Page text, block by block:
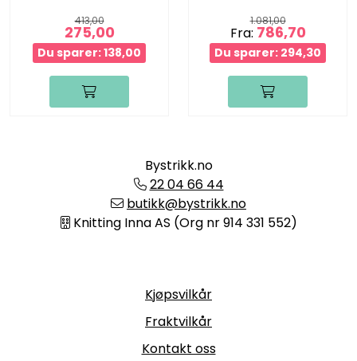
413,00
275,00
Du sparer: 138,00
1.081,00
Fra: 786,70
Du sparer: 294,30
Bystrikk.no
22 04 66 44
butikk@bystrikk.no
Knitting Inna AS (Org nr 914 331 552)
Kjøpsvilkår
Fraktvilkår
Kontakt oss